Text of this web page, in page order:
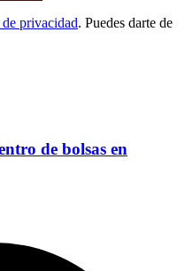
privacidad. Puedes darte de
de bolsas en